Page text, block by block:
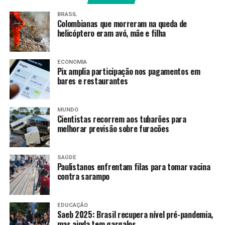
Senador Alessandro Vieira –
Agência Brasil.
BRASIL
Colombianas que morreram na queda de
helicóptero eram avó, mãe e filha
ECONOMIA
Pix amplia participação nos pagamentos em
bares e restaurantes
MUNDO
Cientistas recorrem aos tubarões para
melhorar previsão sobre furacões
SAÚDE
Paulistanos enfrentam filas para tomar vacina
contra sarampo
EDUCAÇÃO
Saeb 2025: Brasil recupera nível pré-pandemia,